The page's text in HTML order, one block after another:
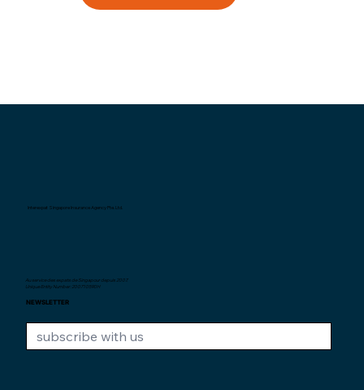
Interexpat Singapore Insurance Agency Pte. Ltd.
Au service des expats de Singapour depuis 2007.
Unique Entity Number: 200710590H
NEWSLETTER